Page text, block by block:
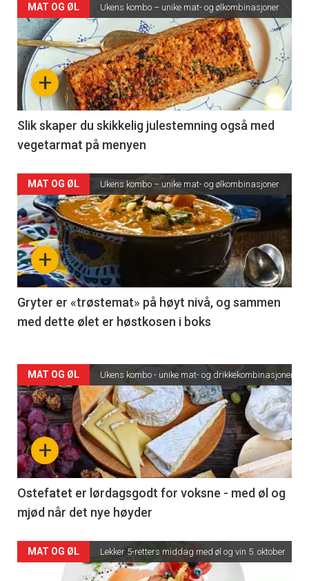
+
MAT OG ØL Ukens kombo – unike mat- og ølkombinasjoner
Slik skaper du skikkelig julestemning også med
vegetarmat på menyen
+
MAT OG ØL Ukens kombo – unike mat- og ølkombinasjoner
Gryter er «trøstemat» på høyt nivå, og sammen
med dette ølet er høstkosen i boks
+
MAT OG ØL Ukens kombo - unike mat- og drikkekombinasjoner
Ostefatet er lørdagsgodt for voksne - med øl og
mjød når det nye høyder
MAT OG ØL Lekker 5-retters middag med øl og vin 5. oktober